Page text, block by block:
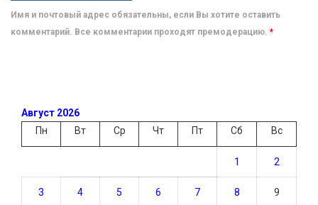
Имя и почтовый адрес обязательны, если Вы хотите оставить
комментарий. Все комментарии проходят премодерацию. *
Август 2026
Пн
Вт Ср Чт Пт Сб Вс
1 2
3 4 5 6 7 8 9